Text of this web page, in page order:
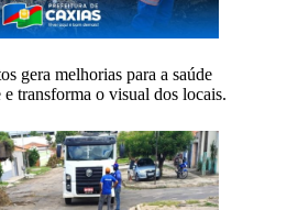
gera melhorias para a saúde
transforma o visual dos locais.